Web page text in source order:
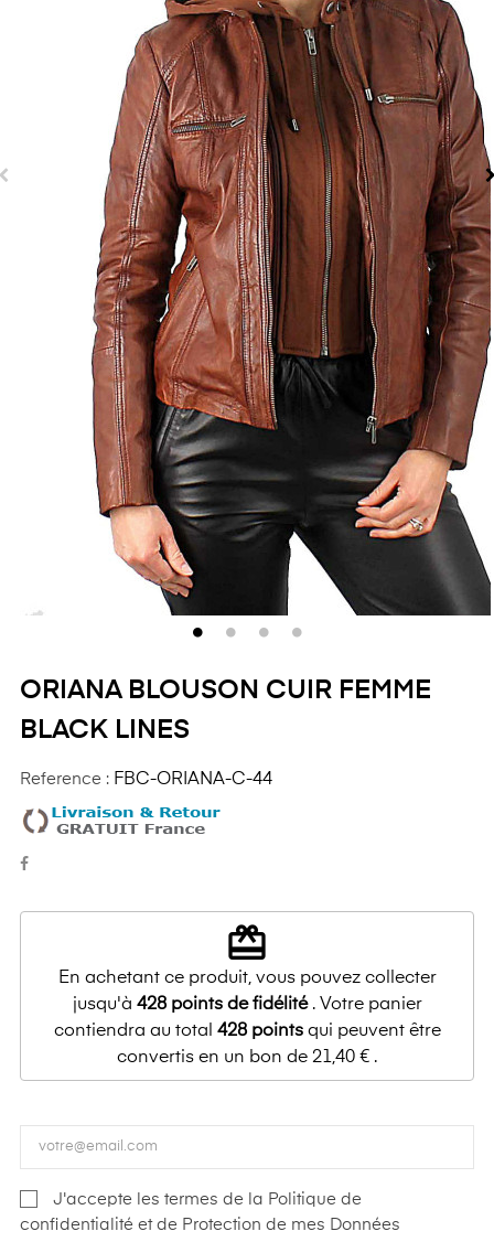
ORIANA BLOUSON CUIR FEMME
BLACK LINES
Reference : FBC-ORIANA-C-44
redeem
En achetant ce produit, vous pouvez collecter
jusqu'à 428points de fidélité. Votre panier
contiendra au total 428pointsqui peuvent être
convertis en un bon de 21,40 € .
J'accepte les termes de la Politique de
confidentialité et de Protection de mes Données